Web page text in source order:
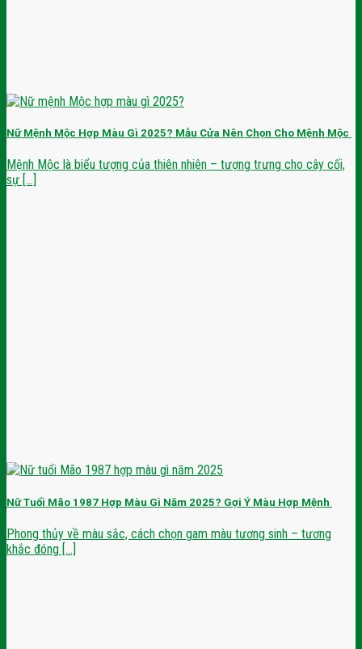
Nữ Mệnh Mộc Hợp Màu Gì 2025? Mẫu Cửa Nên Chọn Cho Mệnh Mộc
Mệnh Mộc là biểu tượng của thiên nhiên – tượng trưng cho cây cối,
sự [...]
Nữ Tuổi Mão 1987 Hợp Màu Gì Năm 2025? Gợi Ý Màu Hợp Mệnh
Phong thủy về màu sắc, cách chọn gam màu tương sinh – tương
khắc đóng [...]